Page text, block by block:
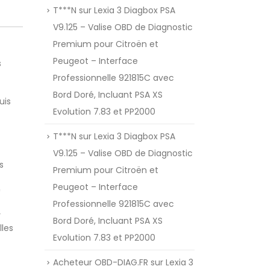
T***N sur Lexia 3 Diagbox PSA
V9.125 – Valise OBD de Diagnostic
Premium pour Citroën et
Peugeot – Interface
Professionnelle 921815C avec
Bord Doré, Incluant PSA XS
Evolution 7.83 et PP2000
T***N sur Lexia 3 Diagbox PSA
V9.125 – Valise OBD de Diagnostic
Premium pour Citroën et
Peugeot – Interface
Professionnelle 921815C avec
Bord Doré, Incluant PSA XS
Evolution 7.83 et PP2000
Acheteur OBD-DIAG.FR sur Lexia 3